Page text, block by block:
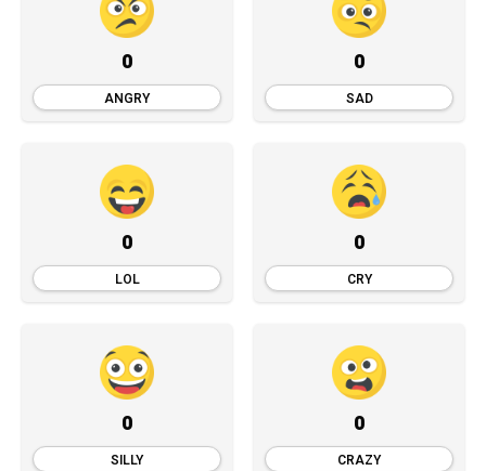
0
ANGRY
0
SAD
0
LOL
0
CRY
0
SILLY
0
CRAZY